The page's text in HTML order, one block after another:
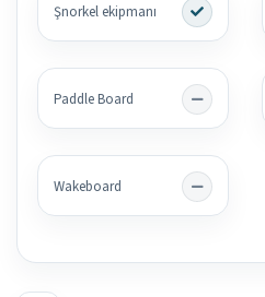
Şnorkel ekipmanı
Paddle Board
Wakeboard